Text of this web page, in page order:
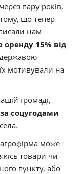
пару років,
що тепер
нам
оренду 15% від
мотивували на
громаді,
соцугодами
агрофірма може
товари чи
пункту, або